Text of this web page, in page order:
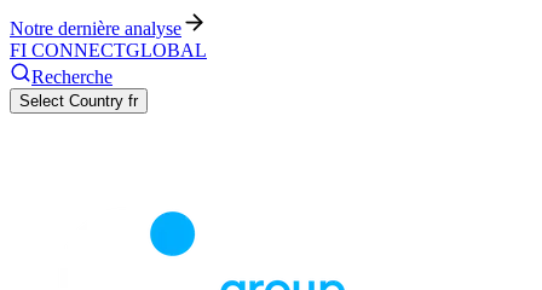
Notre dernière analyse
FI CONNECTGLOBAL
Recherche
Select Country fr